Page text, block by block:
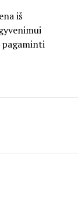
iš
pagaminti